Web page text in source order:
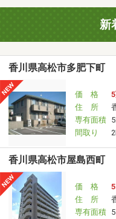
新
香川県高松市多肥下町
価 格
住 所
専有面積
間取り
香川県高松市屋島西町
価 格
住 所
専有面積